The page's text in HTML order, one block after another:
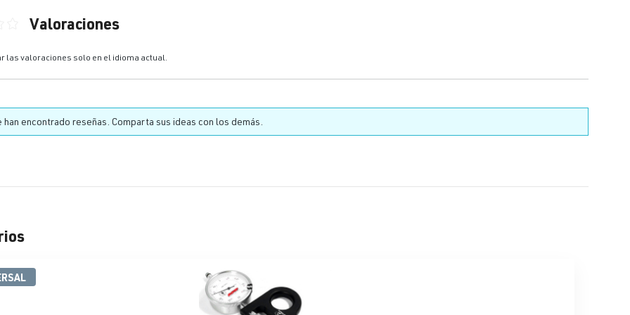
Valoraciones
las valoraciones solo en el idioma actual.
han encontrado reseñas. Comparta sus ideas con los demás.
de productos